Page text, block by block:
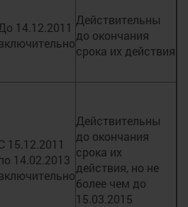
До 14.12.2011
Действительны
до окончания
срока их действия
15.12.2011
14.02.2013
Действительны
до окончания
срока их
действия, но не
более чем до
15.03.2015